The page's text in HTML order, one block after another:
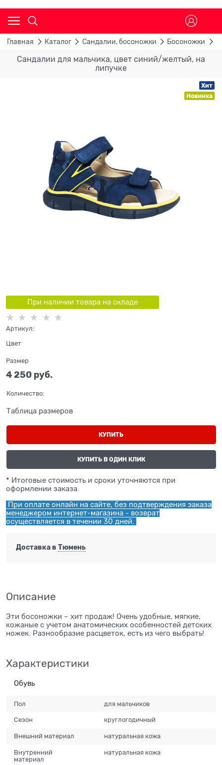
Главная Каталог Сандалии, босоножки Босоножки
Сандалии для мальчика, цвет синий/желтый, на
липучке
Хит
Новинка
При наличии товара на складе
Артикул:
Цвет
Размер
4 250 руб.
Количество:
Таблица размеров
КУПИТЬ
КУПИТЬ В ОДИН КЛИК
* Итоговые стоимость и сроки уточняются при
оформлении заказа.
При оплате онлайн на сайте, без подтверждения заказа
менеджером интернет-магазина - возврат
осуществляется в течении 30 дней.
Доставка в Тюмень
Описание
Эти босоножки – хит продаж! Очень удобные, мягкие,
кожаные с учетом анатомических особенностей детских
ножек. Разнообразие расцветок, есть из чего выбрать!
Характеристики
Обувь
Пол для мальчиков
Сезон круглогодичный
Внешний материал натуральная кожа
Внутренний
материал
натуральная кожа